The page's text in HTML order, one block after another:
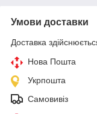
Умови доставки
Доставка
Нова Пошта
Укрпошта
Самовивіз